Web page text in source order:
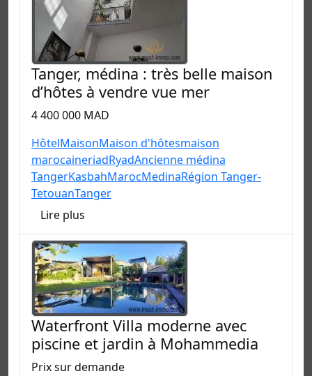
Tanger, médina : très belle maison
d’hôtes à vendre vue mer
4 400 000 MAD
HôtelMaisonMaison d'hôtesmaison
marocaineriadRyadAncienne médina
TangerKasbahMarocMedinaRégion Tanger-
TetouanTanger
Lire plus
Waterfront Villa moderne avec
piscine et jardin à Mohammedia
Prix sur demande